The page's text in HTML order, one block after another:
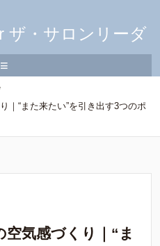
≡
｜“また来たい”を引き出す3つのポ
気感づくり｜“ま